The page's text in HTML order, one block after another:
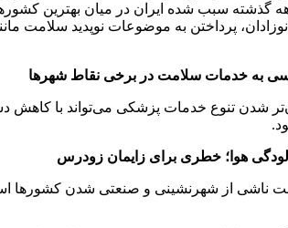
سبب شده ایران در میان بهترین
پرداختن به موضوعات نوپدید سلامت
به خدمات سلامت در برخی نقاط شهرها
شدن تنوع خدمات پزشکی می‌تواند با کاهش
هوا؛ خطری برای زایمان زودرس
از شهرنشینی و صنعتی شدن کشورها